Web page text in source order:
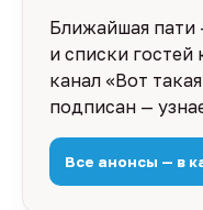
Ближайшая пати
и списки
канал «Вот
подписан —
Все анонсы — в